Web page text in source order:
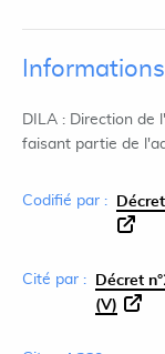
DILA : Direction de
faisant partie de
Codifié par :
Cité par :
Décret
(V)